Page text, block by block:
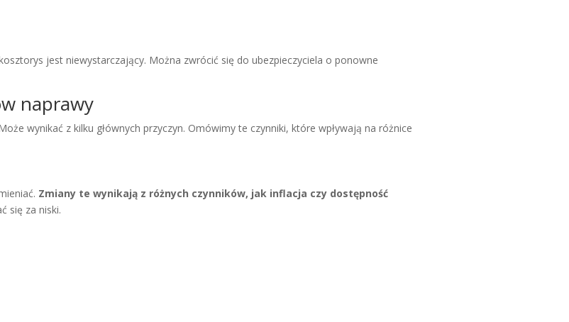
jest niewystarczający. Można zwrócić się do ubezpieczyciela o ponowne
naprawy
wynikać z kilku głównych przyczyn. Omówimy te czynniki, które wpływają na różnice
Zmiany te wynikają z różnych czynników, jak inflacja czy dostępność
się za niski.